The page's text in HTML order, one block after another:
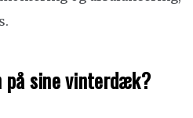
på sine vinterdæk?